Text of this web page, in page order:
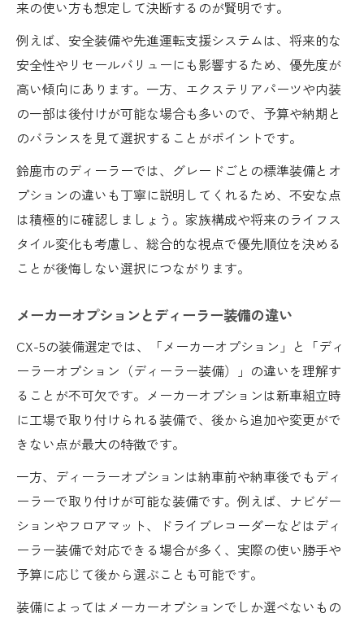
CX-5で快適な日常を実現する装備選び
将来設計に合わせたCX-5の装備選択術
来の使い方も想定して決断するのが賢明です。
例えば、安全装備や先進運転支援システムは、将来的な
安全性やリセールバリューにも影響するため、優先度が
高い傾向にあります。一方、エクステリアパーツや内装
の一部は後付けが可能な場合も多いので、予算や納期と
のバランスを見て選択することがポイントです。
鈴鹿市のディーラーでは、グレードごとの標準装備とオ
プションの違いも丁寧に説明してくれるため、不安な点
は積極的に確認しましょう。家族構成や将来のライフス
タイル変化も考慮し、総合的な視点で優先順位を決める
ことが後悔しない選択につながります。
メーカーオプションとディーラー装備の違い
CX-5の装備選定では、「メーカーオプション」と「ディ
ーラーオプション（ディーラー装備）」の違いを理解す
ることが不可欠です。メーカーオプションは新車組立時
に工場で取り付けられる装備で、後から追加や変更がで
きない点が最大の特徴です。
一方、ディーラーオプションは納車前や納車後でもディ
ーラーで取り付けが可能な装備です。例えば、ナビゲー
ションやフロアマット、ドライブレコーダーなどはディ
ーラー装備で対応できる場合が多く、実際の使い勝手や
予算に応じて後から選ぶことも可能です。
装備によってはメーカーオプションでしか選べないもの